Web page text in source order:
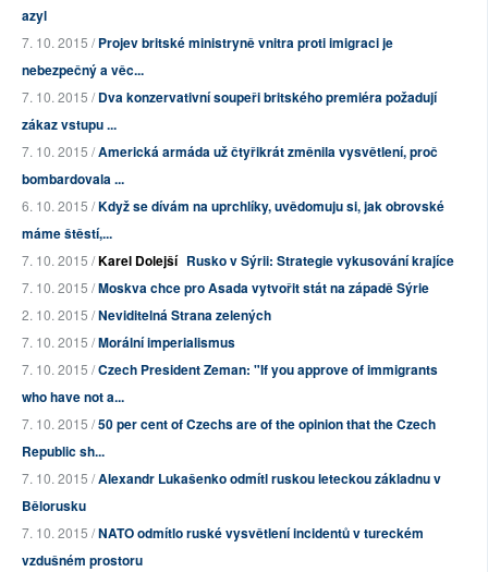
azyl
7. 10. 2015 /Projev britské ministryně vnitra proti imigraci je
nebezpečný a věc...
7. 10. 2015 /Dva konzervativní soupeři britského premiéra požadují
zákaz vstupu ...
7. 10. 2015 /Americká armáda už čtyřikrát změnila vysvětlení, proč
bombardovala ...
6. 10. 2015 /Když se dívám na uprchlíky, uvědomuju si, jak obrovské
máme štěstí,...
7. 10. 2015 /Karel Dolejší Rusko v Sýrii: Strategie vykusování krajíce
7. 10. 2015 /Moskva chce pro Asada vytvořit stát na západě Sýrie
2. 10. 2015 /Neviditelná Strana zelených
7. 10. 2015 /Morální imperialismus
7. 10. 2015 /Czech President Zeman: "If you approve of immigrants
who have not a...
7. 10. 2015 /50 per cent of Czechs are of the opinion that the Czech
Republic sh...
7. 10. 2015 /Alexandr Lukašenko odmítl ruskou leteckou základnu v
Bělorusku
7. 10. 2015 /NATO odmítlo ruské vysvětlení incidentů v tureckém
vzdušném prostoru